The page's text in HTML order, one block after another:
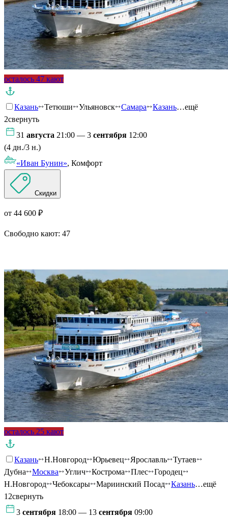
осталось 47 кают
Казань Тетюши Ульяновск Самара Казань…ещё
2свернуть
31 августа 21:00 — 3 сентября 12:00
(4 дн./3 н.)
«Иван Бунин», Комфорт
Скидки
от 44 600 ₽
Свободно кают: 47
осталось 25 кают
Казань Н.Новгород Юрьевец Ярославль
Тутаев
Дубна
Москва Углич Кострома Плес
Городец
Н.Новгород
Чебоксары Мариинский Посад Казань…ещё
12свернуть
3 сентября 18:00 — 13 сентября 09:00